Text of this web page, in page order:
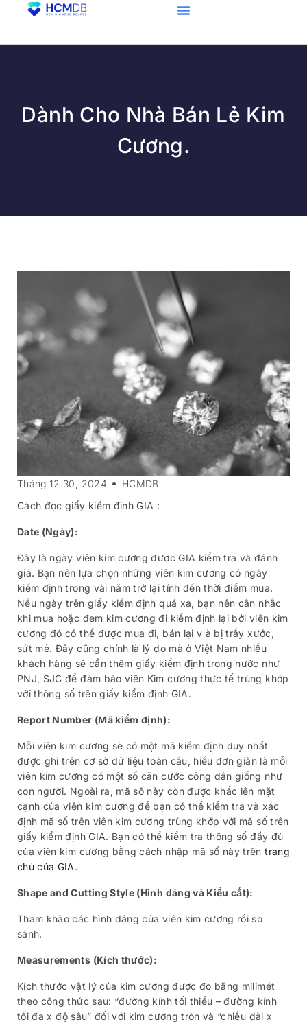
Dành Cho Nhà Bán Lẻ Kim
Cương.
Tháng 12 30, 2024
HCMDB
Cách đọc giấy kiếm định GIA :
Date (Ngày):
Đây là ngày viên kim cương được GIA kiểm tra và đánh
giá. Bạn nên lựa chọn những viên kim cương có ngày
kiểm định trong vài năm trở lại tính đến thời điểm mua.
Nếu ngày trên giấy kiểm định quá xa, bạn nên cân nhắc
khi mua hoặc đem kim cương đi kiểm định lại bởi viên kim
cương đó có thể được mua đi, bán lại v à bị trầy xước,
sứt mẻ. Đây cũng chính là lý do mà ở Việt Nam nhiều
khách hàng sẽ cần thêm giấy kiểm định trong nước như
PNJ, SJC để đảm bảo viên Kim cương thực tế trùng khớp
với thông số trên giấy kiểm định GIA.
Report Number (Mã kiểm định):
Mỗi viên kim cương sẽ có một mã kiểm định duy nhất
được ghi trên cơ sở dữ liệu toàn cầu, hiểu đơn giản là mỗi
viên kim cương có một số căn cước công dân giống như
con người. Ngoài ra, mã số này còn được khắc lên mặt
cạnh của viên kim cương để bạn có thể kiểm tra và xác
định mã số trên viên kim cương trùng khớp với mã số trên
giấy kiểm định GIA. Bạn có thể kiểm tra thông số đầy đủ
của viên kim cương bằng cách nhập mã số này trêntrang
chủ của GIA.
Shape and Cutting Style (Hình dáng và Kiểu cắt):
Tham khảo các hình dáng của viên kim cương rồi so
sánh.
Measurements (Kích thước):
Kích thước vật lý của kim cương được đo bằng milimét
theo công thức sau: “đường kính tối thiểu – đường kính
tối đa x độ sâu” đối với kim cương tròn và “chiều dài x